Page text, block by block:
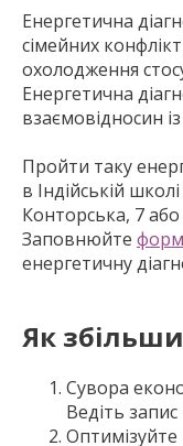
Енергетична
сімейних
охолодження
Енергетична
взаємовідносин
Пройти таку
в Індійській
Конторська, 7 або
Заповнюйте
енергетичну
Як
Сувора
Ведіть